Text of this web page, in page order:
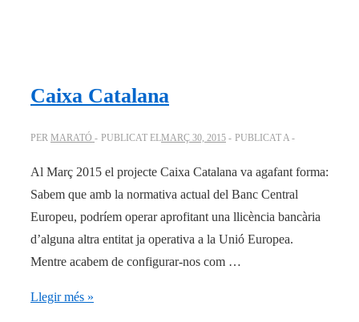
Caixa Catalana
PER MARATÓ PUBLICAT ELMARÇ 30, 2015 PUBLICAT A
Al Març 2015 el projecte Caixa Catalana va agafant forma:
Sabem que amb la normativa actual del Banc Central
Europeu, podríem operar aprofitant una llicència bancària
d’alguna altra entitat ja operativa a la Unió Europea.
Mentre acabem de configurar-nos com …
Caixa
Llegir més »